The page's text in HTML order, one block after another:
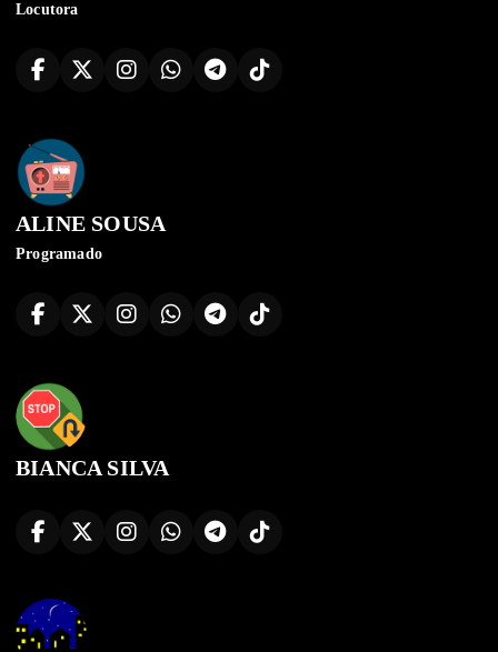
Locutora
ALINE SOUSA
Programado
BIANCA SILVA